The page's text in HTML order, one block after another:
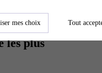
les plus
mes choix Tout